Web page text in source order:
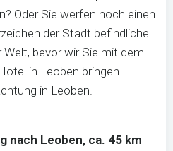
Oder Sie werfen noch einen
der Stadt befindliche
bevor wir Sie mit dem
in Leoben bringen.
in Leoben.
nach Leoben, ca. 45 km